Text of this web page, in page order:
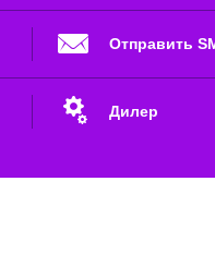
Отправить
Дилер